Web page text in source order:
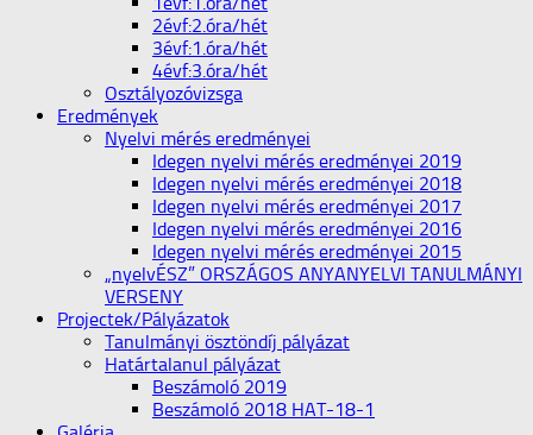
2évf:2.óra/hét
3évf:1.óra/hét
4évf:3.óra/hét
Osztályozóvizsga
Eredmények
Nyelvi mérés eredményei
Idegen nyelvi mérés eredményei 2019
Idegen nyelvi mérés eredményei 2018
Idegen nyelvi mérés eredményei 2017
Idegen nyelvi mérés eredményei 2016
Idegen nyelvi mérés eredményei 2015
„nyelvÉSZ” ORSZÁGOS ANYANYELVI TANULMÁNYI
VERSENY
Projectek/Pályázatok
Tanulmányi ösztöndíj pályázat
Határtalanul pályázat
Beszámoló 2019
Beszámoló 2018 HAT-18-1